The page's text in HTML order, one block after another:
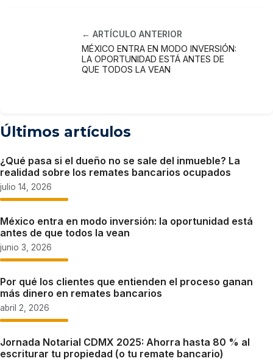
← ARTÍCULO ANTERIOR
MÉXICO ENTRA EN MODO INVERSIÓN:
LA OPORTUNIDAD ESTÁ ANTES DE
QUE TODOS LA VEAN
Últimos artículos
¿Qué pasa si el dueño no se sale del inmueble? La
realidad sobre los remates bancarios ocupados
julio 14, 2026
México entra en modo inversión: la oportunidad está
antes de que todos la vean
junio 3, 2026
Por qué los clientes que entienden el proceso ganan
más dinero en remates bancarios
abril 2, 2026
Jornada Notarial CDMX 2025: Ahorra hasta 80 % al
escriturar tu propiedad (o tu remate bancario)